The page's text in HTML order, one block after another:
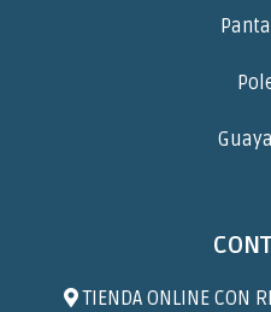
TIENDA ONLINE CON